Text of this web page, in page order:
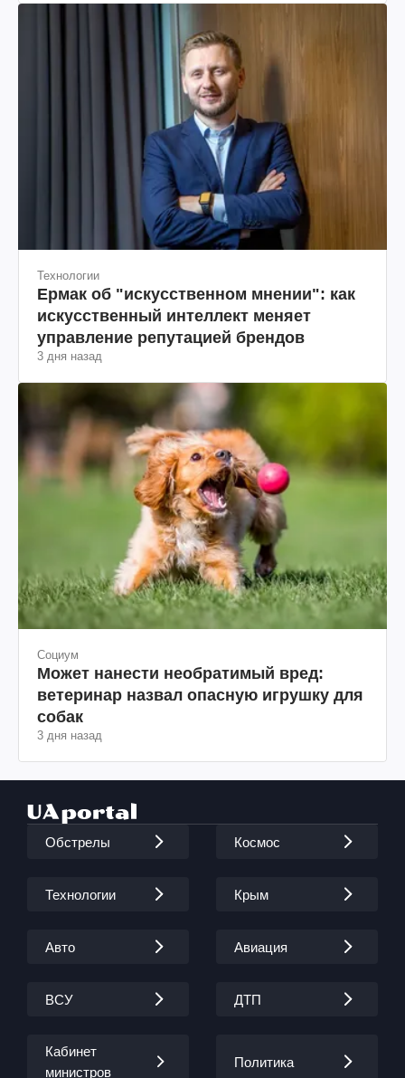
Технологии
Ермак об "искусственном мнении": как
искусственный интеллект меняет
управление репутацией брендов
3 дня назад
Социум
Может нанести необратимый вред:
ветеринар назвал опасную игрушку для
собак
3 дня назад
Обстрелы Космос
Технологии Крым
Авто Авиация
ВСУ ДТП
Кабинет
министров
Политика